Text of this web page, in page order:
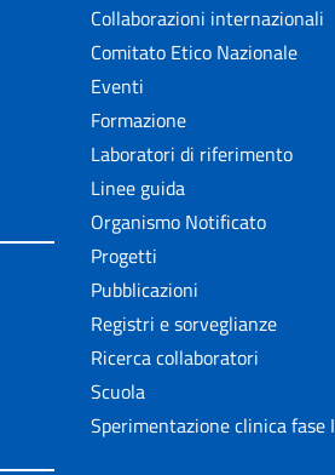
Collaborazioni internazionali
Comitato Etico Nazionale
Eventi
Formazione
Laboratori di riferimento
Linee guida
Organismo Notificato
Progetti
Pubblicazioni
Registri e sorveglianze
Ricerca collaboratori
Scuola
Sperimentazione clinica fase I